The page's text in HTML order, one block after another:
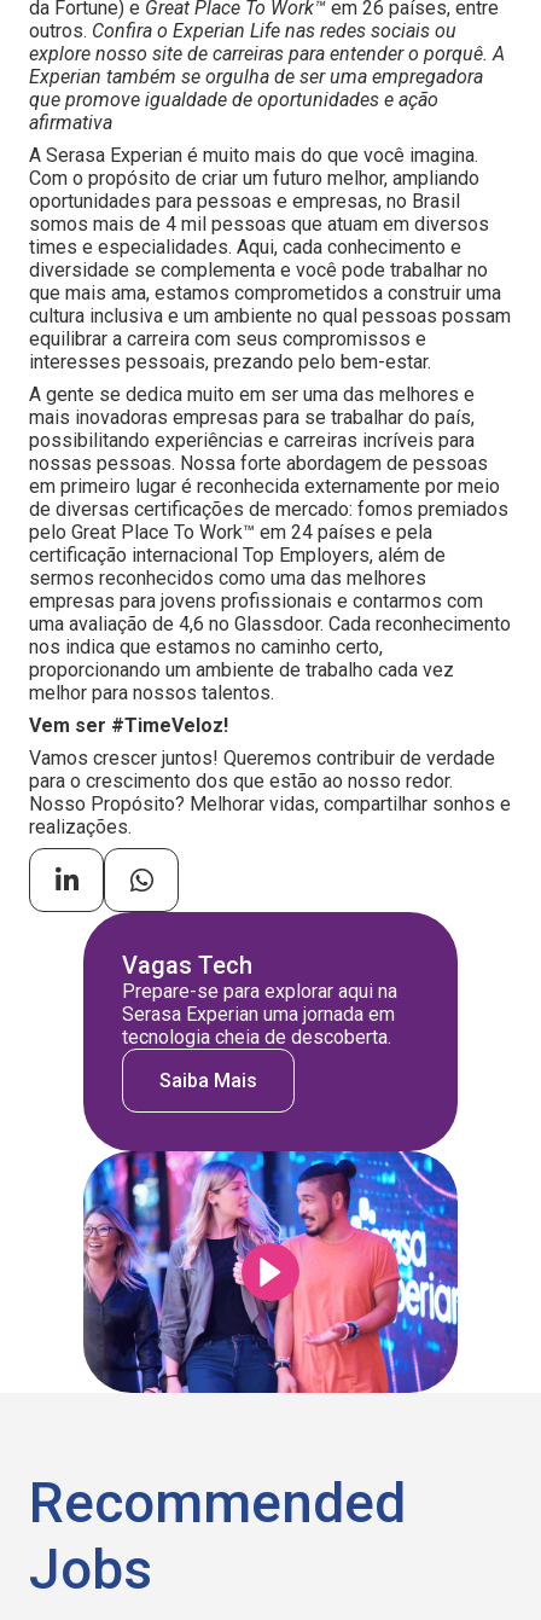
da Fortune) e Great Place To Work™ em 26 países, entre
outros. Confira o Experian Life nas redes sociais ou
explore nosso site de carreiras para entender o porquê. A
Experian também se orgulha de ser uma empregadora
que promove igualdade de oportunidades e ação
afirmativa
A Serasa Experian é muito mais do que você imagina.
Com o propósito de criar um futuro melhor, ampliando
oportunidades para pessoas e empresas, no Brasil
somos mais de 4 mil pessoas que atuam em diversos
times e especialidades. Aqui, cada conhecimento e
diversidade se complementa e você pode trabalhar no
que mais ama, estamos comprometidos a construir uma
cultura inclusiva e um ambiente no qual pessoas possam
equilibrar a carreira com seus compromissos e
interesses pessoais, prezando pelo bem-estar.
A gente se dedica muito em ser uma das melhores e
mais inovadoras empresas para se trabalhar do país,
possibilitando experiências e carreiras incríveis para
nossas pessoas. Nossa forte abordagem de pessoas
em primeiro lugar é reconhecida externamente por meio
de diversas certificações de mercado: fomos premiados
pelo Great Place To Work™ em 24 países e pela
certificação internacional Top Employers, além de
sermos reconhecidos como uma das melhores
empresas para jovens profissionais e contarmos com
uma avaliação de 4,6 no Glassdoor. Cada reconhecimento
nos indica que estamos no caminho certo,
proporcionando um ambiente de trabalho cada vez
melhor para nossos talentos.
Vem ser #TimeVeloz!
Vamos crescer juntos! Queremos contribuir de verdade
para o crescimento dos que estão ao nosso redor.
Nosso Propósito? Melhorar vidas, compartilhar sonhos e
realizações.
Vagas Tech
Prepare-se para explorar aqui na
Serasa Experian uma jornada em
tecnologia cheia de descoberta.
Saiba Mais
Recommended
Jobs